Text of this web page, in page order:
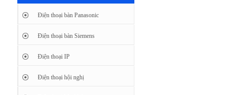
Điện thoại bàn Panasonic
Điện thoại bàn Siemens
Điện thoại IP
Điện thoại hội nghị